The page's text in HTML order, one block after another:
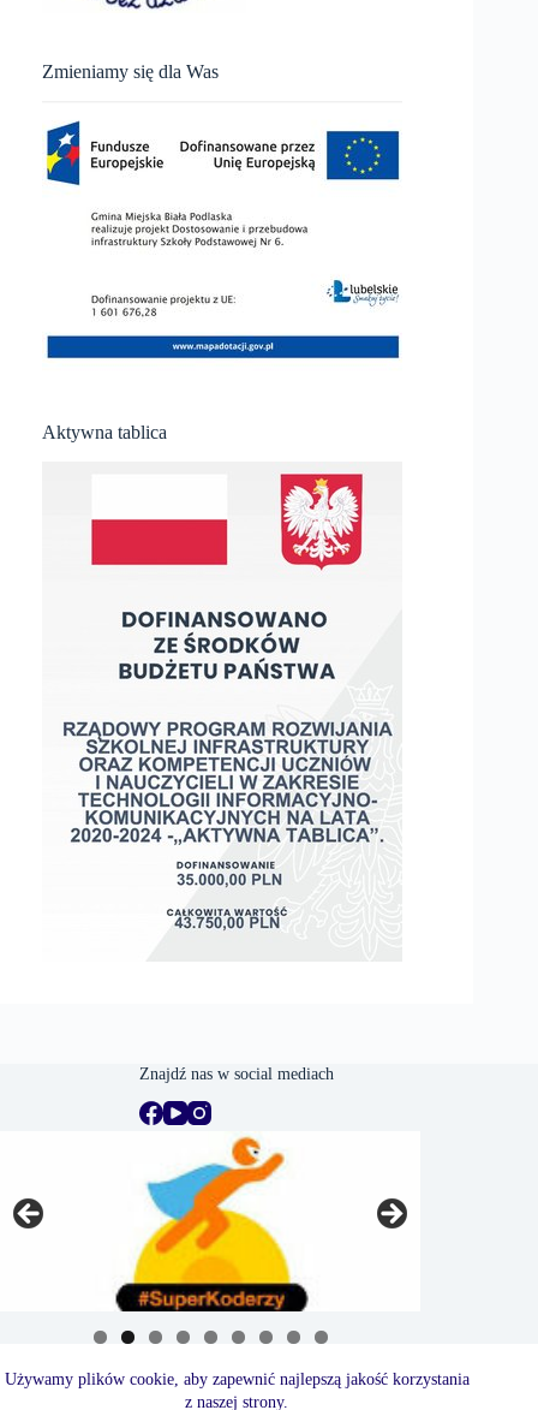
Używamy plików cookie, aby zapewnić najlepszą jakość korzystania
z naszej strony.
Zmieniamy się dla Was
Aktywna tablica
Znajdź nas w social mediach